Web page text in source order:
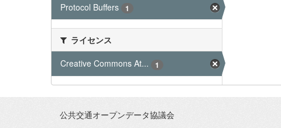
Protocol Buffers
1
ライセンス
Creative Commons At...
1
公共交通オープンデータ協議会